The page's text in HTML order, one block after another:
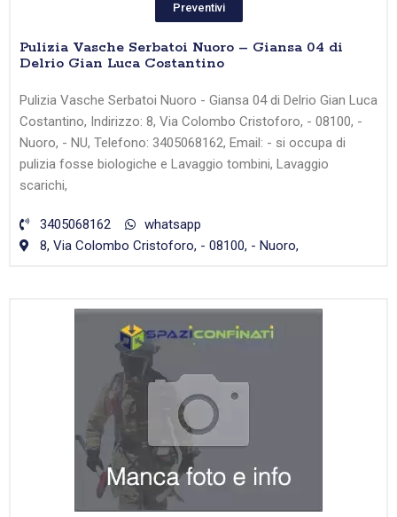
Preventivi
Pulizia Vasche Serbatoi Nuoro – Giansa 04 di
Delrio Gian Luca Costantino
Pulizia Vasche Serbatoi Nuoro - Giansa 04 di Delrio Gian Luca
Costantino, Indirizzo: 8, Via Colombo Cristoforo, - 08100, -
Nuoro, - NU, Telefono: 3405068162, Email: - si occupa di
pulizia fosse biologiche e Lavaggio tombini, Lavaggio
scarichi,
3405068162
whatsapp
8, Via Colombo Cristoforo, - 08100, - Nuoro,